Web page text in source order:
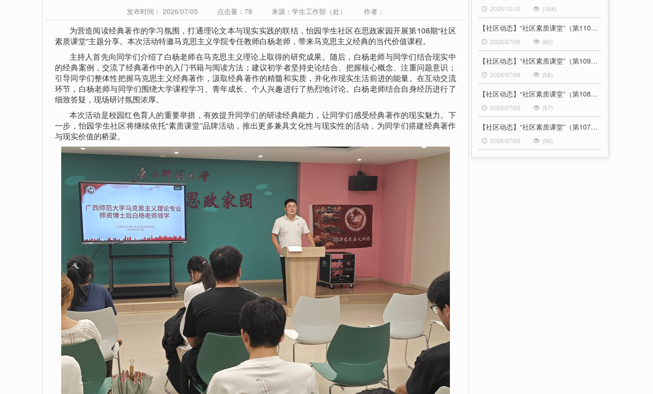
发布时间： 2026/07/05 点击量： 79 来源：学生工作部（处） 作者：
为营造阅读经典著作的学习氛围，打通理论文本与现实实践的联结，怡园学生社区在思政家园开展第108期“社区
素质课堂”主题分享。本次活动特邀马克思主义学院专任教师白杨老师，带来马克思主义经典的当代价值课程。
主持人首先向同学们介绍了白杨老师在马克思主义理论上取得的研究成果。随后，白杨老师与同学们结合现实中
的经典案例，交流了经典著作中的入门书籍与阅读方法；建议初学者坚持史论结合、把握核心概念、注重问题意识；
引导同学们整体性把握马克思主义经典著作，汲取经典著作的精髓和实质，并化作现实生活前进的能量。在互动交流
环节，白杨老师与同学们围绕大学课程学习、青年成长、个人兴趣进行了热烈地讨论。白杨老师结合自身经历进行了
细致答疑，现场研讨氛围浓厚。
本次活动是校园红色育人的重要举措，有效提升同学们的研读经典能力，让同学们感受经典著作的现实魅力。下
一步，怡园学生社区将继续依托“素质课堂”品牌活动，推出更多兼具文化性与现实性的活动，为同学们搭建经典著作
与现实价值的桥梁。
2025/12/10 (164)
【社区动态】“社区素质课堂”（第110期）：“经典文献阅读”系列之中共党员的廉洁品格主题分享
2026/07/06 (60)
【社区动态】“社区素质课堂”（第109期）：“征兵宣传”系列之热血青春赴军营（七）
2026/07/06 (58)
【社区动态】“社区素质课堂”（第108期）：“经典文献阅读”系列之从文本到现实：马克思主义经典的当代价值讲座
2026/07/05 (57)
【社区动态】“社区素质课堂”（第107期）：“征兵宣传”系列之“热血青春赴军营”主题宣讲活动
2026/07/05 (56)